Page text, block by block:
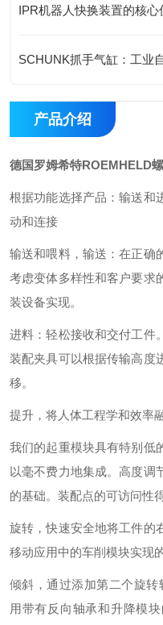
IPR机器人快换装置的核
SCHUNK抓手气缸：工业
产品介绍
德国罗姆希特ROEMHELD
根据功能选择产品：输送和
动和连接
输送和喂料，输送：在正确
考虑变体多样性和客户要求
装设备实现。
进料：轻松接收和交付工件
装配夹具可以根据传输高度
移。
提升，将人体工程学和效率
我们的起重模块具有特别低
以毫不费力地集成。高度调
的基础。装配点的可访问性
旋转，快速安全地将工件的
移动应用中的车削模块实现的
倾斜，通过添加第二个旋
用带有反向轴承和升降模